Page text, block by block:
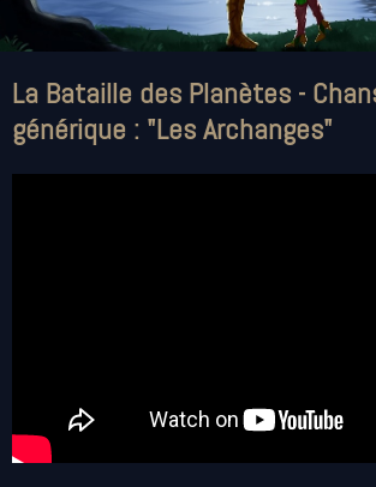
La Bataille des Planètes -
générique : "Les Archanges"